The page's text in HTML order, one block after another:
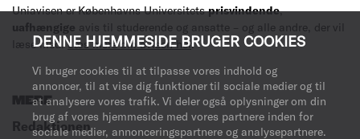
DENNE HJEMMESIDE BRUGER COOKIES
Vi bruger cookies til at tilpasse vores indhold og
annoncer, til at vise dig funktioner til sociale medier og til
at analysere vores trafik. Vi deler også oplysninger om din
brug af vores hjemmeside med vores partnere inden for
sociale medier, annonceringspartnere og analysepartnere.
Uniavisen er Københavns Universitetsprisvindende,
uafhængige avis til studerende og ansatte – og alle andre, der vil
læse med.Læs mere om avisen her.
MERE
Redaktionen